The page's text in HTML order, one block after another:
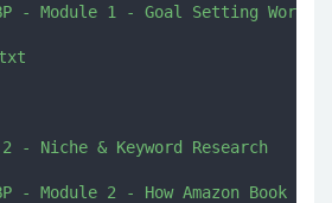
- Module 1 - Goal Setting
- Niche & Keyword Research
- Module 2 - How Amazon Book